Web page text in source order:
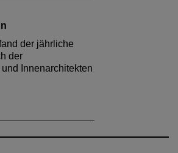
der jährliche
der
Innenarchitekten